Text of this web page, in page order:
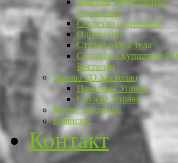
скупштине
Секретар скупштине
Одборници
Стална радна тела
Седнице Скупштине ГО
Костолац
Управа ГО Костолац
Начелник Управе
Службе Управе
Месне заједнице
Комисије
Контакт